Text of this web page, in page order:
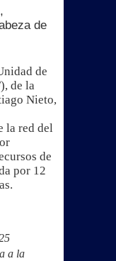
de
de
de la
Nieto,
la red del
de
por 12
a la